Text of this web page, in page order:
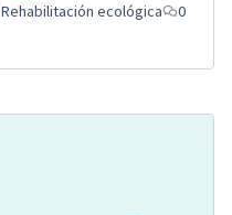
Rehabilitación ecológica
0